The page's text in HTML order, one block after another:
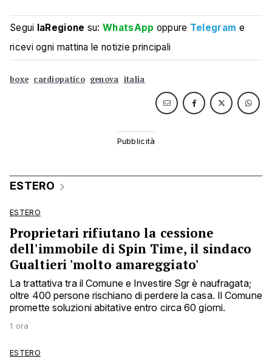
Segui laRegione su:WhatsApp oppure Telegram e
ricevi ogni mattina le notizie principali
boxe cardiopatico genova italia
ESTERO
ESTERO
Proprietari rifiutano la cessione
dell'immobile di Spin Time, il sindaco
Gualtieri 'molto amareggiato'
La trattativa tra il Comune e Investire Sgr è naufragata;
oltre 400 persone rischiano di perdere la casa. Il Comune
promette soluzioni abitative entro circa 60 giorni.
1 ora
ESTERO